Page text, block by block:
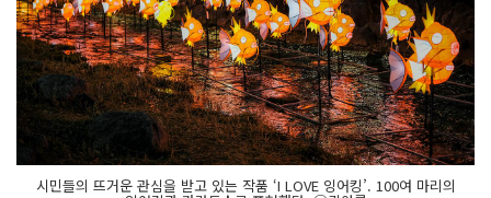
시민들의 뜨거운 관심을 받고 있는 작품 ‘I LOVE 잉어킹’. 100여 마리의